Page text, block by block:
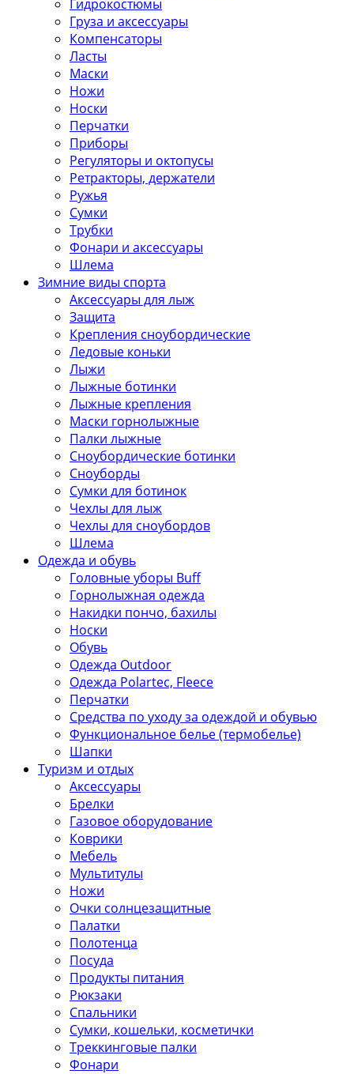
Гидрокостюмы
Груза и аксессуары
Компенсаторы
Ласты
Маски
Ножи
Носки
Перчатки
Приборы
Регуляторы и октопусы
Ретракторы, держатели
Ружья
Сумки
Трубки
Фонари и аксессуары
Шлема
Зимние виды спорта
Аксессуары для лыж
Защита
Крепления сноубордические
Ледовые коньки
Лыжи
Лыжные ботинки
Лыжные крепления
Маски горнолыжные
Палки лыжные
Сноубордические ботинки
Сноуборды
Сумки для ботинок
Чехлы для лыж
Чехлы для сноубордов
Шлема
Одежда и обувь
Головные уборы Buff
Горнолыжная одежда
Накидки пончо, бахилы
Носки
Обувь
Одежда Outdoor
Одежда Polartec, Fleece
Перчатки
Средства по уходу за одеждой и обувью
Функциональное белье (термобелье)
Шапки
Туризм и отдых
Аксессуары
Брелки
Газовое оборудование
Коврики
Мебель
Мультитулы
Ножи
Очки солнцезащитные
Палатки
Полотенца
Посуда
Продукты питания
Рюкзаки
Спальники
Сумки, кошельки, косметички
Треккинговые палки
Фонари